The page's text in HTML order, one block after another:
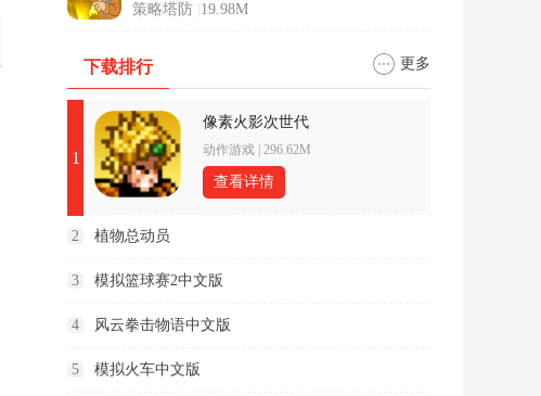
策略塔防 19.98M
下载排行 更多
1
像素火影次世代
动作游戏 296.62M
查看详情
2 植物总动员
3 模拟篮球赛2中文版
4 风云拳击物语中文版
5 模拟火车中文版